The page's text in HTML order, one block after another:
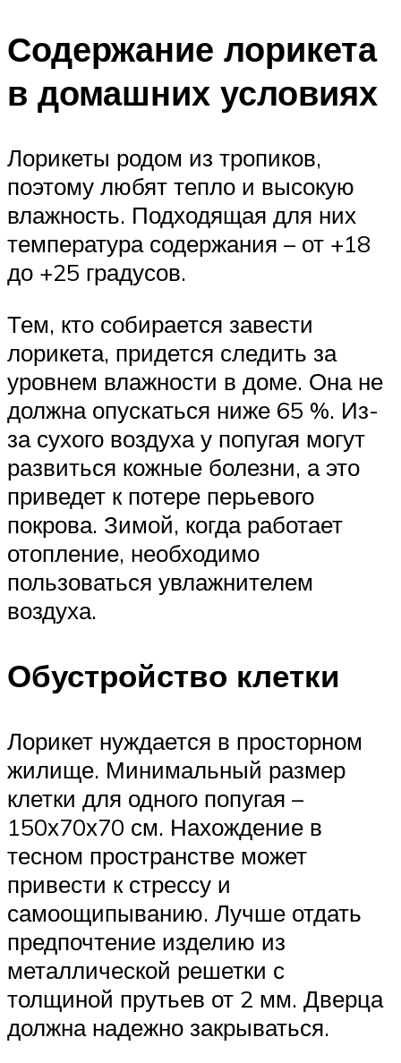
Содержание лорикета
в домашних условиях
Лорикеты родом из тропиков,
поэтому любят тепло и высокую
влажность. Подходящая для них
температура содержания – от +18
до +25 градусов.
Тем, кто собирается завести
лорикета, придется следить за
уровнем влажности в доме. Она не
должна опускаться ниже 65 %. Из-
за сухого воздуха у попугая могут
развиться кожные болезни, а это
приведет к потере перьевого
покрова. Зимой, когда работает
отопление, необходимо
пользоваться увлажнителем
воздуха.
Обустройство клетки
Лорикет нуждается в просторном
жилище. Минимальный размер
клетки для одного попугая –
150х70х70 см. Нахождение в
тесном пространстве может
привести к стрессу и
самоощипыванию. Лучше отдать
предпочтение изделию из
металлической решетки с
толщиной прутьев от 2 мм. Дверца
должна надежно закрываться.